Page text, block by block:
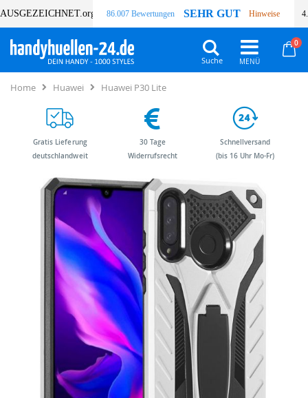
AUSGEZEICHNET.org 86.007 Bewertungen SEHR GUT Hinweise
0
Suche
Home Huawei Huawei P30 Lite
Bildergalerie
Bildergalerie
Gratis Lieferung
deutschlandweit
30 Tage
Widerrufsrecht
Schnellversand
(bis 16 Uhr Mo-Fr)